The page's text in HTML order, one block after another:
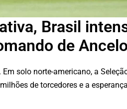
Brasil
de
solo norte-americano, a
de torcedores e a